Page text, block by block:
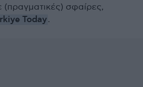
(πραγματικές) σφαίρες,
Today.